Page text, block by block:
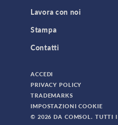
Lavora con noi
Stampa
Contatti
ACCEDI
PRIVACY POLICY
TRADEMARKS
IMPOSTAZIONI COOKIE
© 2026 DA COMSOL. TUTTI I